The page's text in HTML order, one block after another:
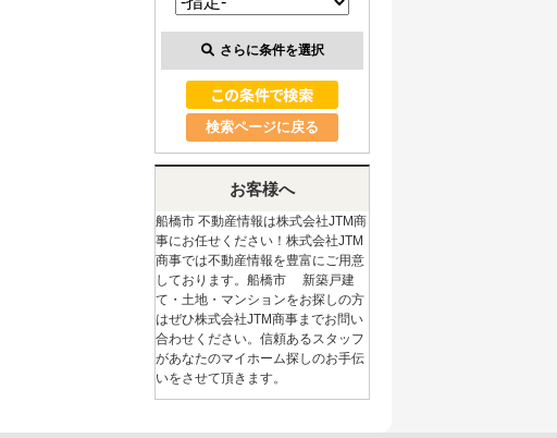
さらに条件を選択
検索ページに戻る
お客様へ
船橋市 不動産情報は株式会社JTM商
事にお任せください！株式会社JTM
商事では不動産情報を豊富にご用意
しております。船橋市 新築戸建
て・土地・マンションをお探しの方
はぜひ株式会社JTM商事までお問い
合わせください。信頼あるスタッフ
があなたのマイホーム探しのお手伝
いをさせて頂きます。